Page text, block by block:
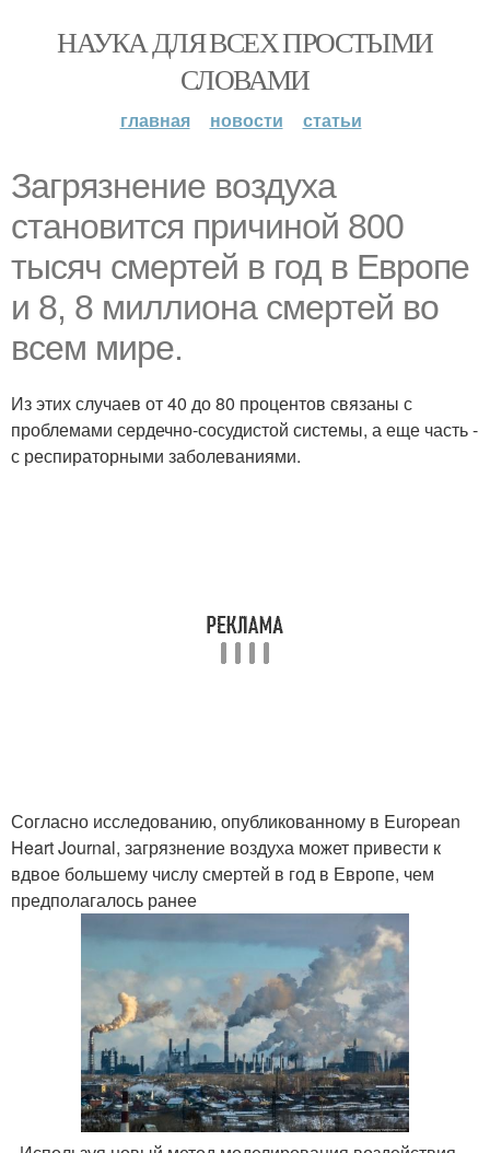
НАУКА ДЛЯ ВСЕХ ПРОСТЫМИ
СЛОВАМИ
главная новости статьи
Загрязнение воздуха
становится причиной 800
тысяч смертей в год в Европе
и 8, 8 миллиона смертей во
всем мире.
Из этих случаев от 40 до 80 процентов связаны с
проблемами сердечно-сосудистой системы, а еще часть -
с респираторными заболеваниями.
Согласно исследованию, опубликованному в European
Heart Journal, загрязнение воздуха может привести к
вдвое большему числу смертей в год в Европе, чем
предполагалось ранее